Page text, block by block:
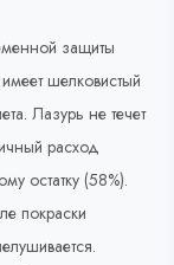
защиты
шелковистый
Лазурь не течет
расход
остатку (58%).
покраски